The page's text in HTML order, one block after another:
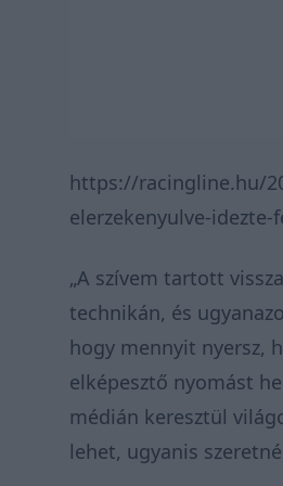
https://racingline.hu/
elerzekenyulve-
„A szívem tartott
technikán, és
hogy mennyit nyersz,
elképesztő nyomást
médián keresztül
lehet, ugyanis